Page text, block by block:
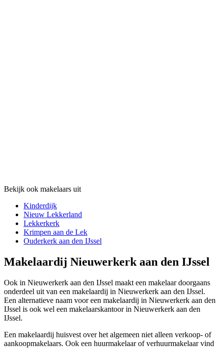
Bekijk ook makelaars uit
Kinderdijk
Nieuw Lekkerland
Lekkerkerk
Krimpen aan de Lek
Ouderkerk aan den IJssel
Makelaardij Nieuwerkerk aan den IJssel
Ook in Nieuwerkerk aan den IJssel maakt een makelaar doorgaans
onderdeel uit van een makelaardij in Nieuwerkerk aan den IJssel.
Een alternatieve naam voor een makelaardij in Nieuwerkerk aan den
IJssel is ook wel een makelaarskantoor in Nieuwerkerk aan den
IJssel.
Een makelaardij huisvest over het algemeen niet alleen verkoop- of
aankoopmakelaars. Ook een huurmakelaar of verhuurmakelaar vind